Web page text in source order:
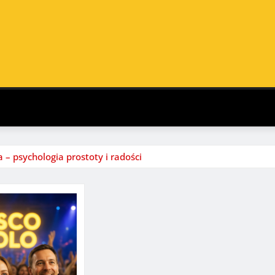
– psychologia prostoty i radości